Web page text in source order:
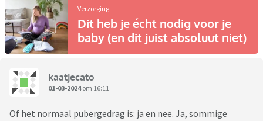
Verzorging
Dit heb je écht nodig voor je
baby (en dit juist absoluut niet)
kaatjecato
01-03-2024om 16:11
Of het normaal pubergedrag is: ja en nee. Ja, sommige